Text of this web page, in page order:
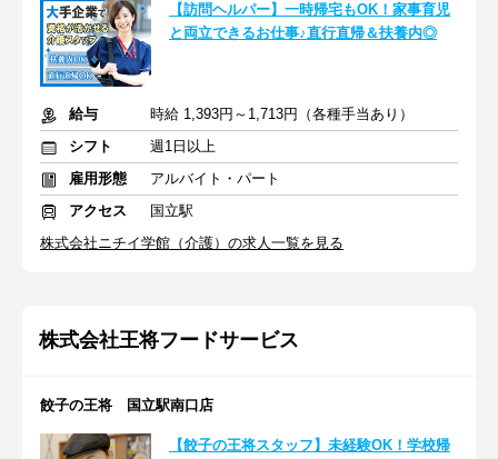
【訪問ヘルパー】一時帰宅もOK！家事育児
と両立できるお仕事♪直行直帰＆扶養内◎
給与
時給 1,393円～1,713円（各種手当あり）
シフト
週1日以上
雇用形態
アルバイト・パート
アクセス
国立駅
株式会社ニチイ学館（介護）の求人一覧を見る
株式会社王将フードサービス
餃子の王将 国立駅南口店
【餃子の王将スタッフ】未経験OK！学校帰